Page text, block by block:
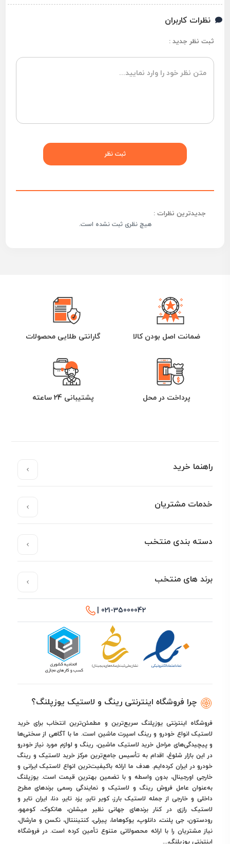
نظرات کاربران
ثبت نظر جدید :
جدیدترین نظرات :
هیچ نظری ثبت نشده است.
ضمانت اصل بودن کالا گارانتی طلایی محصولات
پرداخت در محل پشتیبانی 24 ساعته
راهنما خرید
خدمات مشتریان
دسته بندی منتخب
برند های منتخب
021-35000042 |
چرا فروشگاه اینترنتی رینگ و لاستیک یوزپلنگ؟
فروشگاه اینترنتی یوزپلنگ سریع‌ترین و مطمئن‌ترین انتخاب برای خرید
لاستیک انواع خودرو و رینگ اسپرت ماشین است. ما با آگاهی از سختی‌ها
و پیچیدگی‌های مراحل خرید لاستیک ماشین، رینگ و لوازم مورد نیاز خودرو
در این بازار شلوغ، اقدام به تأسیس جامع‌ترین مرکز خرید لاستیک و رینگ
خودرو در ایران کرده‌ایم. هدف ما ارائه باکیفیت‌ترین انواع لاستیک ایرانی و
خارجی اورجینال، بدون واسطه و با تضمین بهترین قیمت است. یوزپلنگ
به‌عنوان عامل فروش رینگ و لاستیک و نمایندگی رسمی برندهای مطرح
داخلی و خارجی از جمله لاستیک بارز، کویر تایر، یزد تایر، دنا، ایران تایر و
لاستیک رازی در کنار برندهای جهانی نظیر میشلن، هانکوک، کومهو،
رودستون، جی پلنت، دانلوپ، یوکوهاما، پیرلی، کنتیننتال، نکسن و مارشال،
نیاز مشتریان را با ارائه محصولاتی متنوع تأمین کرده است. در فروشگاه
اینترنتی یوزپلنگ،...